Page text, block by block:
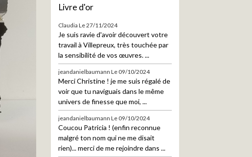
Livre d'or
Claudia Le 27/11/2024
Je suis ravie d'avoir découvert votre
travail à Villepreux, très touchée par
la sensibilité de vos œuvres. ...
jeandanielbaumann Le 09/10/2024
Merci Christine ! je me suis régalé de
voir que tu naviguais dans le même
univers de finesse que moi, ...
jeandanielbaumann Le 09/10/2024
Coucou Patricia ! (enfin reconnue
malgré ton nom qui ne me disait
rien)... merci de me rejoindre dans ...